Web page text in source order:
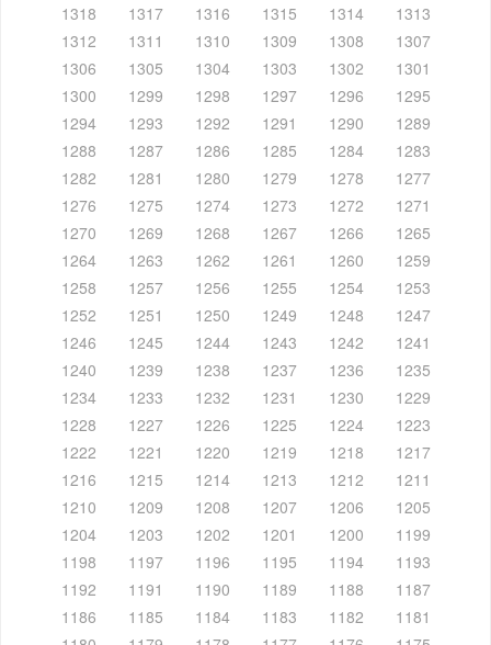
1318
1317 1316 1315 1314
1313
1312
1311 1310 1309 1308
1307
1306
1305 1304 1303 1302
1301
1300
1299 1298 1297 1296
1295
1294
1293 1292 1291 1290
1289
1288
1287 1286 1285 1284
1283
1282
1281 1280 1279 1278
1277
1276
1275 1274 1273 1272
1271
1270
1269 1268 1267 1266
1265
1264
1263 1262 1261 1260
1259
1258
1257 1256 1255 1254
1253
1252
1251 1250 1249 1248
1247
1246
1245 1244 1243 1242
1241
1240
1239 1238 1237 1236
1235
1234
1233 1232 1231 1230
1229
1228
1227 1226 1225 1224
1223
1222
1221 1220 1219 1218
1217
1216
1215 1214 1213 1212
1211
1210
1209 1208 1207 1206
1205
1204
1203 1202 1201 1200
1199
1198
1197 1196 1195 1194
1193
1192
1191 1190 1189 1188
1187
1186
1185 1184 1183 1182
1181